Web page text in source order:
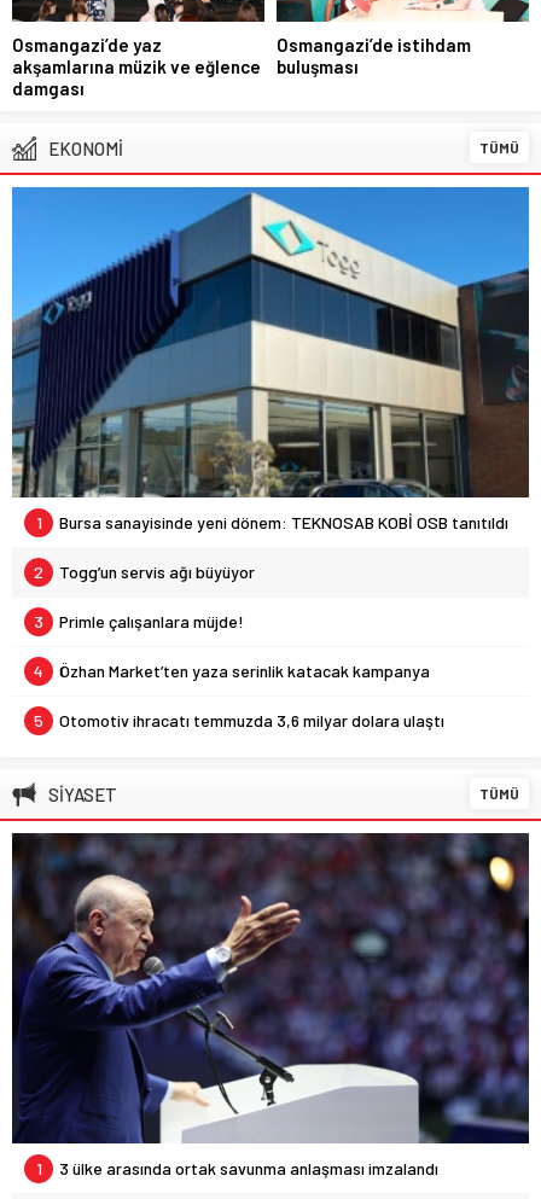
29 Ekim 2025 18:40
Bengisu Binay Akarsu
29 Eylül 2025 16:00
Osmangazi’de yaz
akşamlarına müzik ve eğlence
damgası
Osmangazi’de istihdam
buluşması
EKONOMİ TÜMÜ
1 Bursa sanayisinde yeni dönem: TEKNOSAB KOBİ OSB tanıtıldı
2 Togg’un servis ağı büyüyor
3 Primle çalışanlara müjde!
4 Özhan Market’ten yaza serinlik katacak kampanya
5 Otomotiv ihracatı temmuzda 3,6 milyar dolara ulaştı
SİYASET TÜMÜ
1 3 ülke arasında ortak savunma anlaşması imzalandı